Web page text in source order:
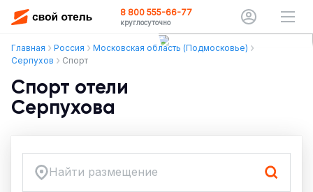
8 800 555-66-77
круглосуточно
Главная Россия
Московская область (Подмосковье)
Серпухов
Спорт
Спорт отели
Серпухова
Найти размещение